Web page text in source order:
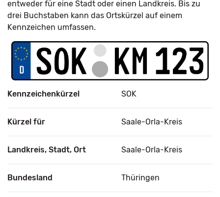
entweder für eine Stadt oder einen Landkreis. Bis zu
drei Buchstaben kann das Ortskürzel auf einem
Kennzeichen umfassen.
Kennzeichenkürzel SOK
Kürzel für Saale-Orla-Kreis
Landkreis, Stadt, Ort Saale-Orla-Kreis
Bundesland Thüringen